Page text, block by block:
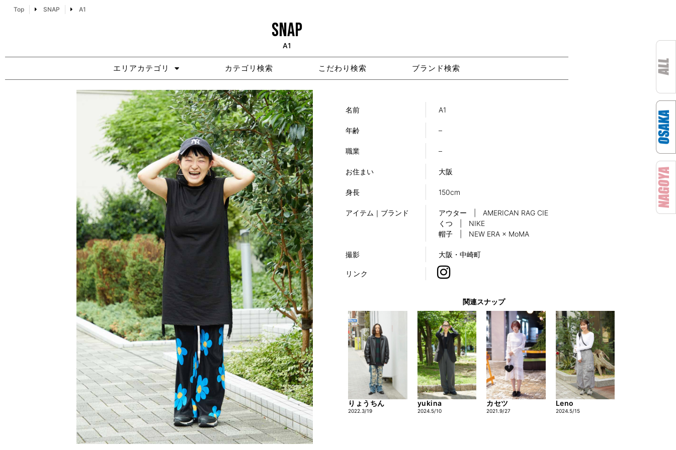
Top SNAP A1
SNAP
A1
エリアカテゴリ カテゴリ検索 こだわり検索 ブランド検索
名前 A1
年齢 –
職業 –
お住まい 大阪
身長 150cm
アイテム｜ブランド
アウター | AMERICAN RAG CIE
くつ | NIKE
帽子 | NEW ERA × MoMA
撮影 大阪・中崎町
リンク
関連スナップ
りょうちん
2022.3/19
yukina
2024.5/10
カセツ
2021.9/27
Leno
2024.5/15